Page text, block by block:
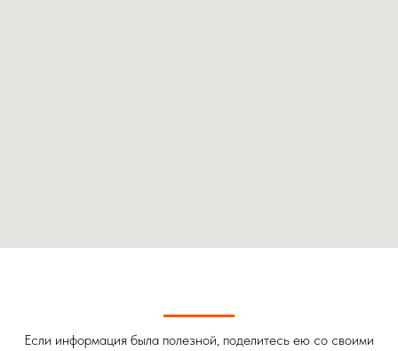
Если информация была полезной, поделитесь ею со своими